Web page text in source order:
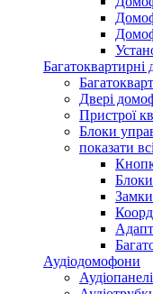
Двері
Пристрої
Блоки
показати всі
Замки
Аудіодомофони
Аудіопанелі